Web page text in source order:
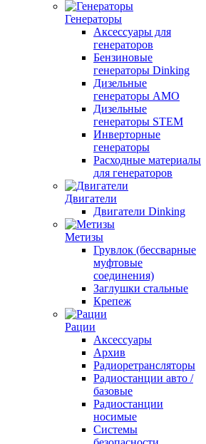
Генераторы
Аксессуары для
генераторов
Бензиновые
генераторы Dinking
Дизельные
генераторы AMO
Дизельные
генераторы STEM
Инверторные
генераторы
Расходные материалы
для генераторов
Двигатели
Двигатели Dinking
Метизы
Грувлок (бессварные
муфтовые
соединения)
Заглушки стальные
Крепеж
Рации
Аксессуары
Архив
Радиоретрансляторы
Радиостанции авто /
базовые
Радиостанции
носимые
Системы